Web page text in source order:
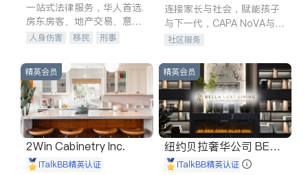
一站式法律服务，华人首选.
房东房客、地产交易、意外
伤害、车祸重伤、商业诉
建筑合同、刑事案件全包办
人身伤害 移民
刑事
信托/遗嘱
商业
商标注册
索赔
律师-其它 保释
连接家长与社会，赋能孩子
与下一代，CAPA NoVA与您
携手建设包容、公平、充满
社区服务
精英会员
2Win Cabinetry Inc.
iTalkBB精英认证
精英会员
纽约贝拉奢华公司 BELL
A LUXE
iTalkBB精英认证